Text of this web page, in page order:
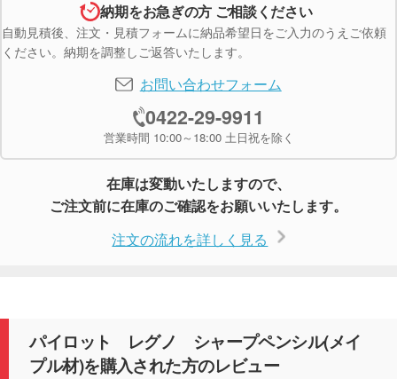
納期をお急ぎの方 ご相談ください
自動見積後、注文・見積フォームに納品希望日をご入力のうえご依頼
ください。納期を調整しご返答いたします。
お問い合わせフォーム
0422-29-9911
営業時間 10:00～18:00 土日祝を除く
在庫は変動いたしますので、
ご注文前に在庫のご確認をお願いいたします。
注文の流れを詳しく見る
パイロット レグノ シャープペンシル(メイ
プル材)を購入された方のレビュー